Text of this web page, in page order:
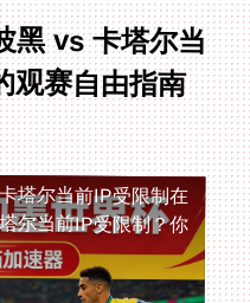
黑 vs 卡塔尔当
观赛自由指南
塔尔当前IP受限制在
国外看世界杯波黑 vs 卡塔尔当前IP受限制？你